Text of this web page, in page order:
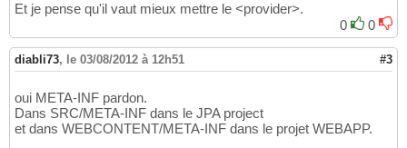
Et je pense qu'il vaut mieux mettre le <provider>.
0
0
diabli73, le 03/08/2012 à 12h51 #3
oui META-INF pardon.
Dans SRC/META-INF dans le JPA project
et dans WEBCONTENT/META-INF dans le projet WEBAPP.